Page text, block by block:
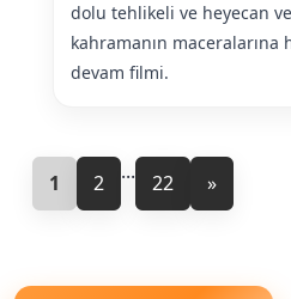
dolu tehlikeli ve heyecan
kahramanın maceralarına
devam filmi.
1 2 ... 22 »